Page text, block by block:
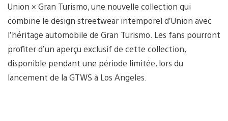
Union × Gran Turismo, une nouvelle collection qui
combine le design streetwear intemporel d’Union avec
l’héritage automobile de Gran Turismo. Les fans pourront
profiter d’un aperçu exclusif de cette collection,
disponible pendant une période limitée, lors du
lancement de la GTWS à Los Angeles.